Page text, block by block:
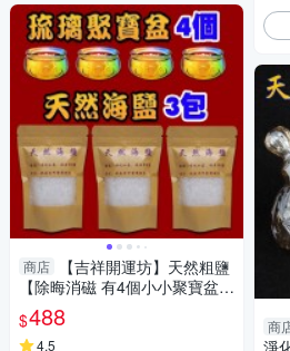
商店
【吉祥開運坊】天然粗鹽
【除晦消磁 有4個小小聚寶盆+
3包海鹽 消磁碗+海鹽】淨化陽
宅
$488
4.5
商